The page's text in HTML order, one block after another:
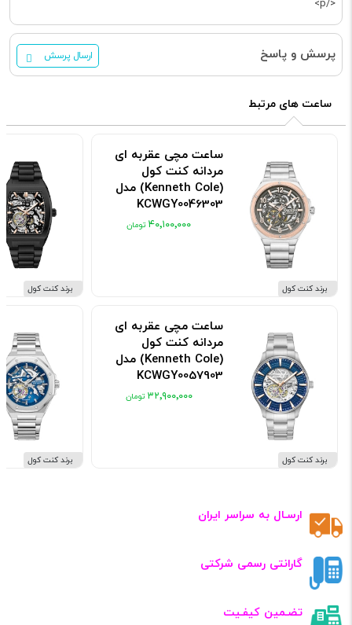
</p>
پرسش و پاسخ ارسال پرسش
ساعت های مرتبط
برند کنت کول
ساعت مچی عقربه ای
مردانه کنت کول
(Kenneth Cole) مدل
KCWGY0046303
۴۰٬۱۰۰٬۰۰۰
برند کنت کول
ساعت مچی عقربه ای
مردانه کنت کول
(Kenneth Cole) مدل
KCWGY0057903
۳۲٬۹۰۰٬۰۰۰
برند کنت کول
برند کنت کول
ارسـال به سراسر ایران
گارانتی رسمی شرکتی
تضـمین کیفـیت